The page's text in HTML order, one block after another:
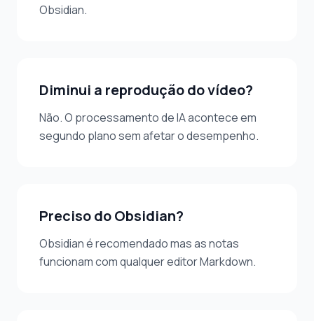
Obsidian.
Diminui a reprodução do vídeo?
Não. O processamento de IA acontece em
segundo plano sem afetar o desempenho.
Preciso do Obsidian?
Obsidian é recomendado mas as notas
funcionam com qualquer editor Markdown.